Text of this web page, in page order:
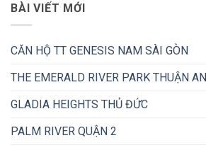
BÀI VIẾT MỚI
CĂN HỘ TT GENESIS NAM SÀI GÒN
THE EMERALD RIVER PARK THUẬN AN
GLADIA HEIGHTS THỦ ĐỨC
PALM RIVER QUẬN 2